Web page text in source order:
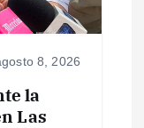
8, 2026
la
Las